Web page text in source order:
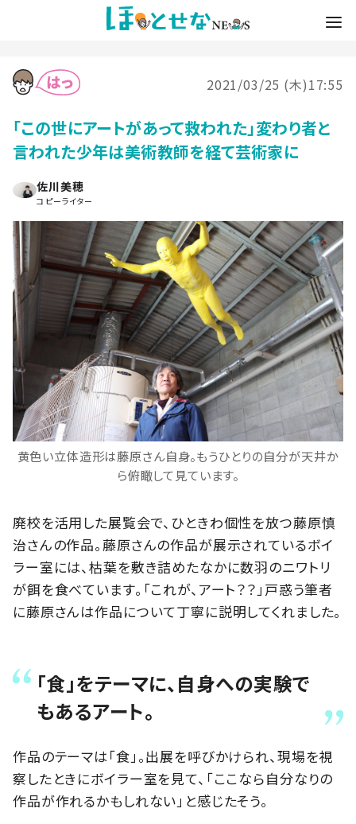
2021/03/25 (木)17:55
「この世にアートがあって救われた」変わり者と
言われた少年は美術教師を経て芸術家に
佐川美穂
コピーライター
黄色い立体造形は藤原さん自身。もうひとりの自分が天井か
ら俯瞰して見ています。
廃校を活用した展覧会で、ひときわ個性を放つ藤原慎
治さんの作品。藤原さんの作品が展示されているボイ
ラー室には、枯葉を敷き詰めたなかに数羽のニワトリ
が餌を食べています。「これが、アート？？」戸惑う筆者
に藤原さんは作品について丁寧に説明してくれました。
「食」をテーマに、自身への実験で
もあるアート。
作品のテーマは「食」。出展を呼びかけられ、現場を視
察したときにボイラー室を見て、「ここなら自分なりの
作品が作れるかもしれない」と感じたそう。